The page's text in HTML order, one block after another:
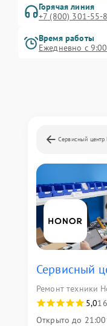
Горячая линия
+7 (800) 301-55-
Время работы
Ежедневно с
Сервисный центр
Сервисный
Ремонт техники
5,0
Открыто до 21:00